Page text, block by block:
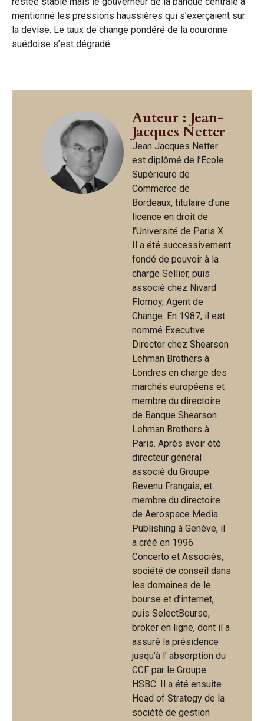
mentionné les pressions haussières qui s’exerçaient sur
la devise. Le taux de change pondéré de la couronne
suédoise s’est dégradé.
Auteur : Jean-
Jacques Netter
Jean Jacques Netter
est diplômé de l’École
Supérieure de
Commerce de
Bordeaux, titulaire d’une
licence en droit de
l’Université de Paris X.
Il a été successivement
fondé de pouvoir à la
charge Sellier, puis
associé chez Nivard
Flornoy, Agent de
Change. En 1987, il est
nommé Executive
Director chez Shearson
Lehman Brothers à
Londres en charge des
marchés européens et
membre du directoire
de Banque Shearson
Lehman Brothers à
Paris. Après avoir été
directeur général
associé du Groupe
Revenu Français, et
membre du directoire
de Aerospace Media
Publishing à Genève, il
a créé en 1996
Concerto et Associés,
société de conseil dans
les domaines de le
bourse et d’internet,
puis SelectBourse,
broker en ligne, dont il a
assuré la présidence
jusqu’à l’ absorption du
CCF par le Groupe
HSBC. Il a été ensuite
Head of Strategy de la
société de gestion